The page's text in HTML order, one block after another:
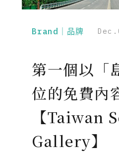
Brand｜品牌
第一個以「
位的免費內
【Taiwan
Gallery】